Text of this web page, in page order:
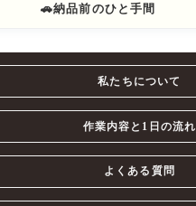
🚗納品前のひと手間
私たちについて
作業内容と1日の流れ
よくある質問